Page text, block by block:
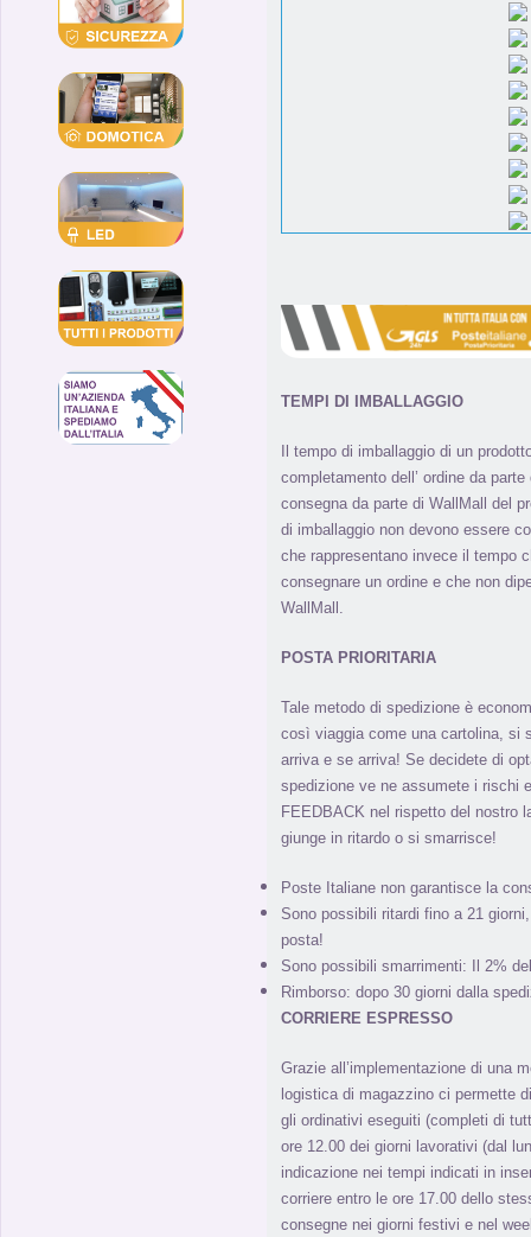
TEMPI DI IMBALLAGGIO
Il tempo di imballaggio di un
completamento dell’ ordine da
consegna da parte di WallMall del
di imballaggio non devono essere
che rappresentano invece il tempo
consegnare un ordine e che non
WallMall.
POSTA PRIORITARIA
Tale metodo di spedizione è
così viaggia come una cartolina, si
arriva e se arriva! Se decidete di
spedizione ve ne assumete i rischi
FEEDBACK nel rispetto del nostro
giunge in ritardo o si smarrisce!
Poste Italiane non garantisce la
Sono possibili ritardi fino a 21
posta!
Sono possibili smarrimenti: Il 2%
Rimborso: dopo 30 giorni dalla
CORRIERE ESPRESSO
Grazie all’implementazione di una
logistica di magazzino ci permette
gli ordinativi eseguiti (completi di
ore 12.00 dei giorni lavorativi (dal
indicazione nei tempi indicati in
corriere entro le ore 17.00 dello
consegne nei giorni festivi e nel